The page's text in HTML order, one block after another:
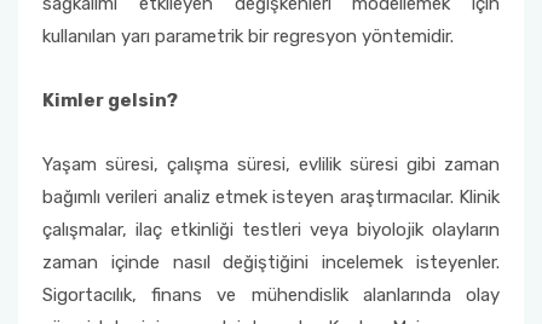
kullanılan yarı parametrik bir regresyon yöntemidir.
Kimler gelsin?
Yaşam süresi, çalışma süresi, evlilik süresi gibi zaman
bağımlı verileri analiz etmek isteyen araştırmacılar. Klinik
çalışmalar, ilaç etkinliği testleri veya biyolojik olayların
zaman içinde nasıl değiştiğini incelemek isteyenler.
Sigortacılık, finans ve mühendislik alanlarında olay